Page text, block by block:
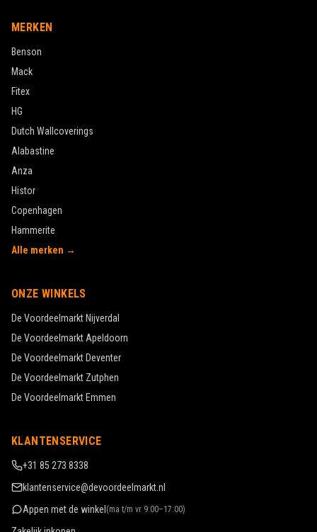
MERKEN
Benson
Mack
Fitex
HG
Dutch Wallcoverings
Alabastine
Anza
Histor
Copenhagen
Hammerite
Alle merken →
ONZE WINKELS
De Voordeelmarkt Nijverdal
De Voordeelmarkt Apeldoorn
De Voordeelmarkt Deventer
De Voordeelmarkt Zutphen
De Voordeelmarkt Emmen
KLANTENSERVICE
+31 85 273 8338
klantenservice@devoordeelmarkt.nl
Appen met de winkel (ma t/m vr 9:00–17:00)